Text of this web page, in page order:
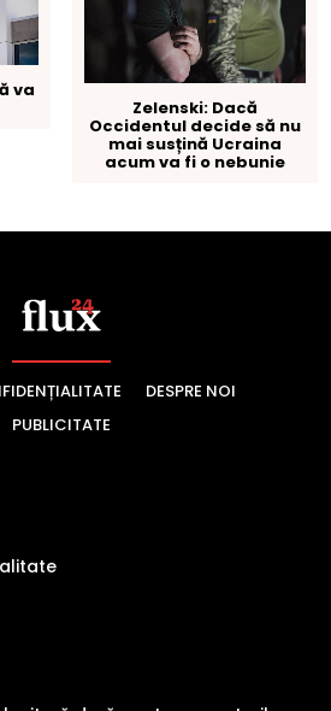
DESPRE NOI
PUBLICITATE